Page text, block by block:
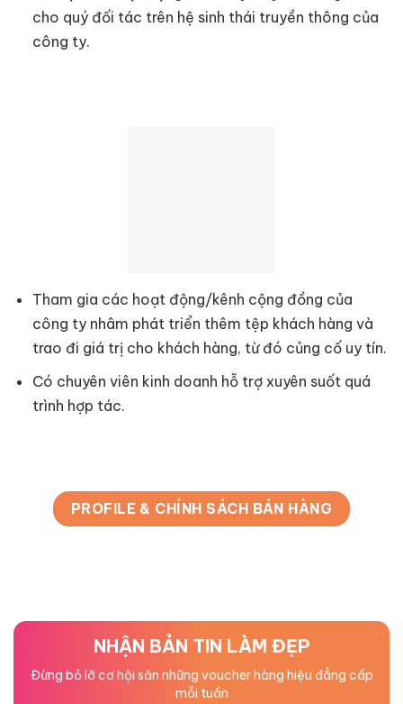
cho quý đối tác trên hệ sinh thái truyền thông của
công ty.
Tham gia các hoạt động/kênh cộng đồng của
công ty nhâm phát triển thêm tệp khách hàng và
trao đi giá trị cho khách hàng, từ đó củng cố uy tín.
Có chuyên viên kinh doanh hỗ trợ xuyên suốt quá
trình hợp tác.
PROFILE & CHÍNH SÁCH BÁN HÀNG
NHẬN BẢN TIN LÀM ĐẸP
Đừng bỏ lỡ cơ hội săn những voucher hàng hiệu đẳng cấp
mỗi tuần